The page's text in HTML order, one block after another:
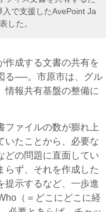
で支援したAvePoint Ja
した。
成する文書の共有を
る──。市原市は、グル
情報共有基盤の整備に
ァイルの数が膨れ上
いたことから、必要な
どの問題に直面してい
らず、それを作成した
提示するなど、一歩進
（＝どこにどこに経